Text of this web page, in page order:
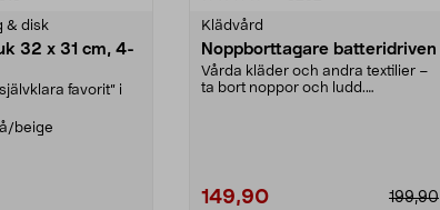
& disk
32 x 31 cm, 4-
favorit” i
beige
Klädvård
Noppborttagare batteridriven
Vårda kläder och andra textilier –
ta bort noppor och ludd.
199,90
149,90